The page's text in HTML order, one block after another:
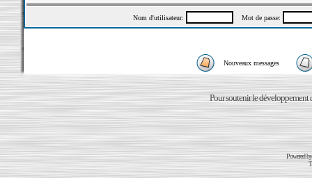
Nom d'utilisateur: Mot de passe:
Nouveaux messages
Pour soutenir le développement
Powered